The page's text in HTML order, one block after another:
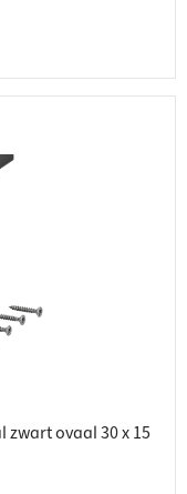
zwart ovaal 30 x 15